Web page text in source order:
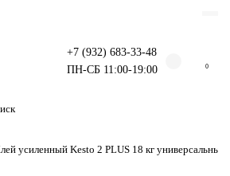
+7 (932) 683-33-48
ПН-СБ 11:00-19:00
0
усиленный Kesto 2 PLUS 18 кг